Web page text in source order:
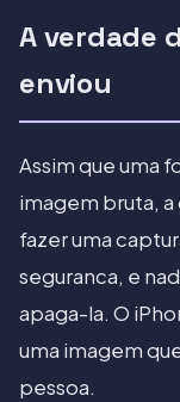
A verdade
enviou
Assim que uma
imagem bruta,
fazer uma
seguranca, e
apaga-la. O
uma imagem
pessoa.